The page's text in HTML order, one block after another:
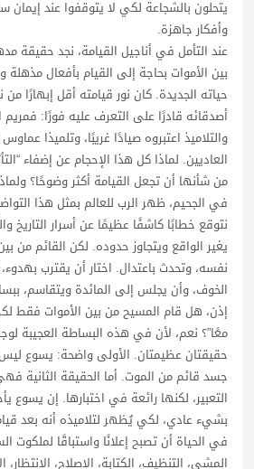
يتحلون بالشجاعة لكي لا يتوقفوا عند
وأفكار جاهزة.
عند التأمل في أناجيل القيامة، نجد حقيقة
بين الأموات بحاجة إلى القيام بأفعال
حياته الجديدة. كان نور قيامته أقل إبهارًا
أصدقائه قادرًا على التعرف عليه فورًا: فمريم
والتلاميذ اعتبروه صيادًا غريبًا، وتلميذا
العاديين. لماذا كل هذا الإحجام عن إضفاء
من شأنها أن تجعل القيامة أكثر وضوحًا؟
في الجحيم، ظهر الرب للعالم بمثل هذا
نتوقع خطابًا كاشفًا عظيمًا عن أسرار التاريخ
يغير الواقع ويتجاوز حدوده. لكن القائم من
نفسه، وتحدث باعتدال. اختار أن يقترب
الخوف، وأن يجلس إلى المائدة ويتقاسم،
إذن، هل قام المسيح من بين الأموات فقط
معًا”؟ نعم، لأن في هذه البساطة العجيبة
حقيقتان عظيمتان. الأولى واضحة: يسوع
جسد قائم من الموت. أما الحقيقة
التعبير، لكنها رائعة في اختبارها. إن يسوع
بشيء عادي، لكي يُظهر لتلاميذه أنه بعد
في الحياة أن تصبح إعلانًا واستباقًا لملكوت
المشي، التنظيف، الكتابة، الإصلاح،